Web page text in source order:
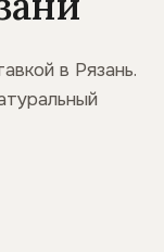
в Рязань.